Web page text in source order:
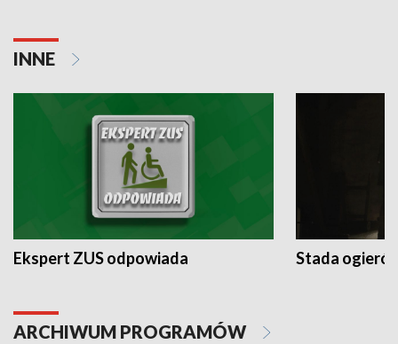
INNE
Ekspert ZUS odpowiada Stada
ARCHIWUM PROGRAMÓW